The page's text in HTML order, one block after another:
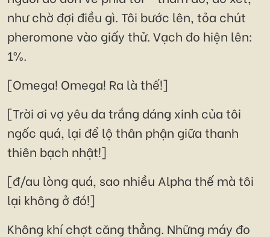
như chờ đợi điều gì. Tôi bước lên, tỏa chút
pheromone vào giấy thử. Vạch đo hiện lên:
1%.
[Omega! Omega! Ra là thế!]
[Trời ơi vợ yêu da trắng dáng xinh của tôi
ngốc quá, lại để lộ thân phận giữa thanh
thiên bạch nhật!]
[đ/au lòng quá, sao nhiều Alpha thế mà tôi
lại không ở đó!]
Không khí chợt căng thẳng. Những máy đo